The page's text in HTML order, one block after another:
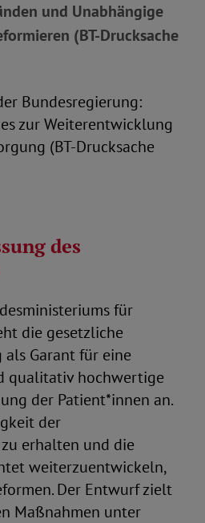
und Unabhängige
(BT-Drucksache
Bundesregierung:
zur Weiterentwicklung
(BT-Drucksache
des
für
die gesetzliche
Garant für eine
qualitativ hochwertige
der Patient*innen an.
der
erhalten und die
weiterzuentwickeln,
Der Entwurf zielt
Maßnahmen unter